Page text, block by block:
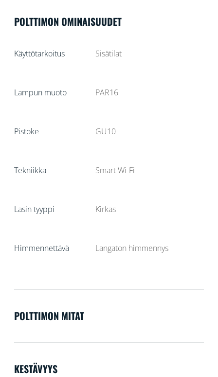
POLTTIMON OMINAISUUDET
Käyttötarkoitus Sisätilat
Lampun muoto PAR16
Pistoke GU10
Tekniikka Smart Wi-Fi
Lasin tyyppi Kirkas
Himmennettävä Langaton himmennys
POLTTIMON MITAT
KESTÄVYYS